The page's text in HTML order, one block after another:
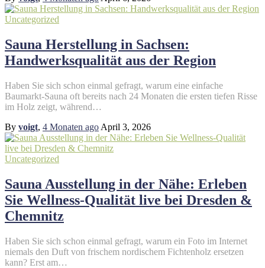
Uncategorized
Sauna Herstellung in Sachsen:
Handwerksqualität aus der Region
Haben Sie sich schon einmal gefragt, warum eine einfache
Baumarkt-Sauna oft bereits nach 24 Monaten die ersten tiefen Risse
im Holz zeigt, während…
By voigt, 4 Monaten ago April 3, 2026
Uncategorized
Sauna Ausstellung in der Nähe: Erleben
Sie Wellness-Qualität live bei Dresden &
Chemnitz
Haben Sie sich schon einmal gefragt, warum ein Foto im Internet
niemals den Duft von frischem nordischem Fichtenholz ersetzen
kann? Erst am…